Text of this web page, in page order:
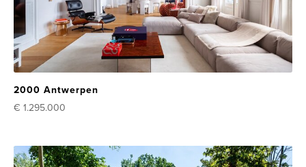
2000 Antwerpen
€ 1.295.000